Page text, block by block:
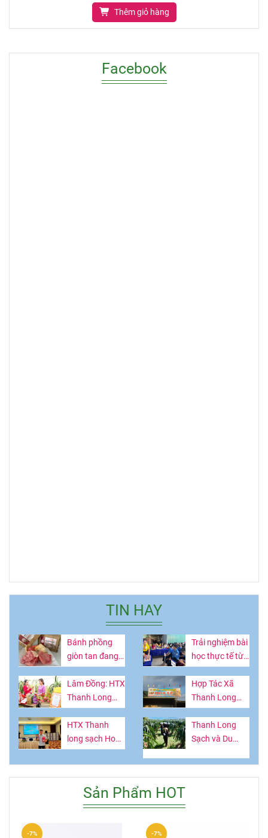
Thêm giỏ hàng
Facebook
TIN HAY
Bánh phồng
giòn tan đang
hot ở Lâm
Đồng làm từ
thứ quả giàu
vitamin
Trải nghiệm bài
học thực tế từ
vườn thanh
long
Lâm Đồng: HTX
Thanh Long
Sạch Hòa Lệ -
Lan tỏa giá trị
OCOP, kết nối
tri thức và trải
nghiệm nông
nghiệp bền
vững
Hợp Tác Xã
Thanh Long
Sạch Hòa Lệ:
Nâng Tầm Tinh
Hoa Nông Sản
HTX Thanh
long sạch Hoà
Lệ: Làm giàu từ
trái thanh long
Nông nghiệp -
Nông thônThứ
Năm
Thanh Long
Sạch và Du
Nông: Hướng
Phát Triển Kép
Sản Phẩm HOT
-7% -7%